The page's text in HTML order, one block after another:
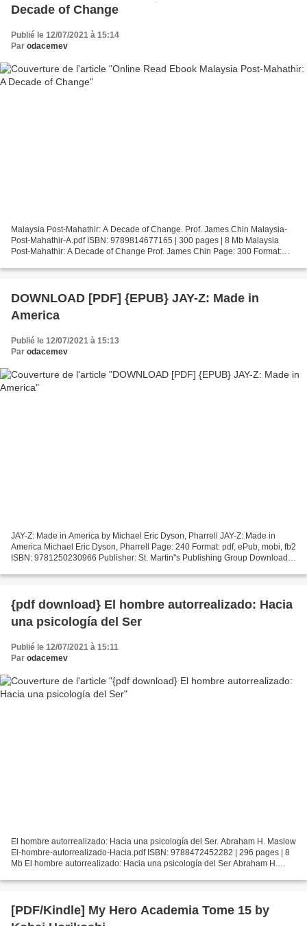
Decade of Change
Publié le 12/07/2021 à 15:14
Par odacemev
Malaysia Post-Mahathir: A Decade of Change. Prof. James Chin Malaysia-
Post-Mahathir-A.pdf ISBN: 9789814677165 | 300 pages | 8 Mb Malaysia
Post-Mahathir: A Decade of Change Prof. James Chin Page: 300 Format:
DOWNLOAD [PDF] {EPUB} JAY-Z: Made in
America
Publié le 12/07/2021 à 15:13
Par odacemev
JAY-Z: Made in America by Michael Eric Dyson, Pharrell JAY-Z: Made in
America Michael Eric Dyson, Pharrell Page: 240 Format: pdf, ePub, mobi, fb2
ISBN: 9781250230966 Publisher: St. Martin''s Publishing Group Download
{pdf download} El hombre autorrealizado: Hacia
una psicología del Ser
Publié le 12/07/2021 à 15:11
Par odacemev
El hombre autorrealizado: Hacia una psicología del Ser. Abraham H. Maslow
El-hombre-autorrealizado-Hacia.pdf ISBN: 9788472452282 | 296 pages | 8
Mb El hombre autorrealizado: Hacia una psicología del Ser Abraham H.
[PDF/Kindle] My Hero Academia Tome 15 by